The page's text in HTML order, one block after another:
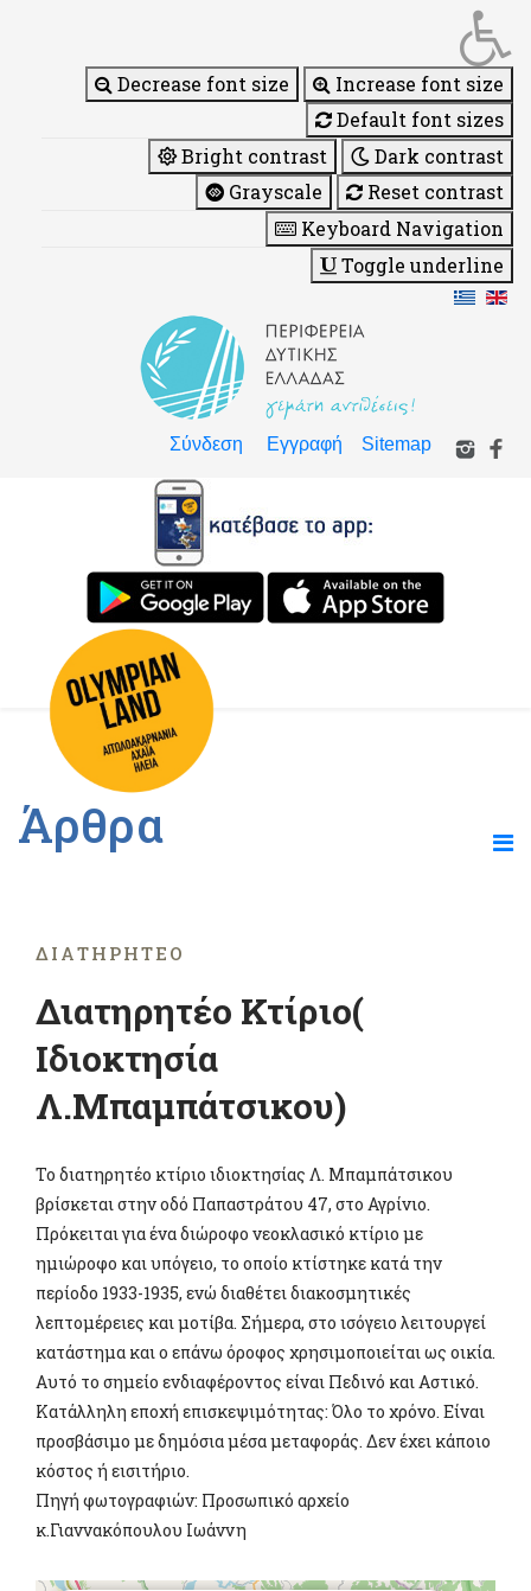
Decrease font size
Increase font size
Default font sizes
Bright contrast
Dark contrast
Grayscale
Reset contrast
Keyboard Navigation
Toggle underline
Σύνδεση Εγγραφή Sitemap
Άρθρα
ΔΙΑΤΗΡΗΤΈΟ
Διατηρητέο Κτίριο(
Iδιοκτησία
Λ.Μπαμπάτσικου)
Το διατηρητέο κτίριο ιδιοκτησίας Λ. Μπαμπάτσικου
βρίσκεται στην οδό Παπαστράτου 47, στο Αγρίνιο.
Πρόκειται για ένα διώροφο νεοκλασικό κτίριο με
ημιώροφο και υπόγειο, το οποίο κτίστηκε κατά την
περίοδο 1933-1935, ενώ διαθέτει διακοσμητικές
λεπτομέρειες και μοτίβα. Σήμερα, στο ισόγειο λειτουργεί
κατάστημα και ο επάνω όροφος χρησιμοποιείται ως οικία.
Αυτό το σημείο ενδιαφέροντος είναι Πεδινό και Αστικό.
Κατάλληλη εποχή επισκεψιμότητας: Όλο το χρόνο. Είναι
προσβάσιμο με δημόσια μέσα μεταφοράς. Δεν έχει κάποιο
κόστος ή εισιτήριο.
Πηγή φωτογραφιών: Προσωπικό αρχείο
κ.Γιαννακόπουλου Ιωάννη